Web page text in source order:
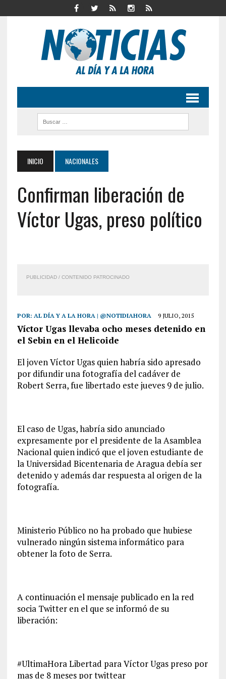
INICIO NACIONALES
Confirman liberación de
Víctor Ugas, preso político
PUBLICIDAD / CONTENIDO PATROCINADO
POR: AL DÍA Y A LA HORA | @NOTIDIAHORA 9 JULIO, 2015
Víctor Ugas llevaba ocho meses detenido en
el Sebin en el Helicoide
El joven Víctor Ugas quien habría sido apresado
por difundir una fotografía del cadáver de
Robert Serra, fue libertado este jueves 9 de julio.
El caso de Ugas, habría sido anunciado
expresamente por el presidente de la Asamblea
Nacional quien indicó que el joven estudiante de
la Universidad Bicentenaria de Aragua debía ser
detenido y además dar respuesta al origen de la
fotografía.
Ministerio Público no ha probado que hubiese
vulnerado ningún sistema informático para
obtener la foto de Serra.
A continuación el mensaje publicado en la red
socia Twitter en el que se informó de su
liberación:
#UltimaHora Libertad para Víctor Ugas preso por
mas de 8 meses por twittear